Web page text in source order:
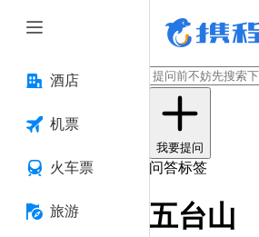
酒店
机票
火车票
旅游
我要提问
问答标签
五台山